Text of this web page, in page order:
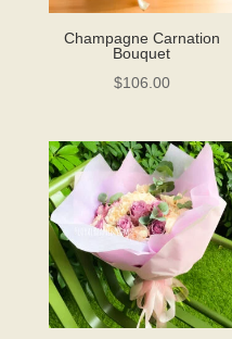
Champagne Carnation
Bouquet
$106.00